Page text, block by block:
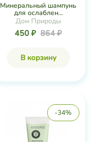
Минеральный шампунь
для ослаблен...
Дом Природы
450 ₽ 864 ₽
В корзину
-34%